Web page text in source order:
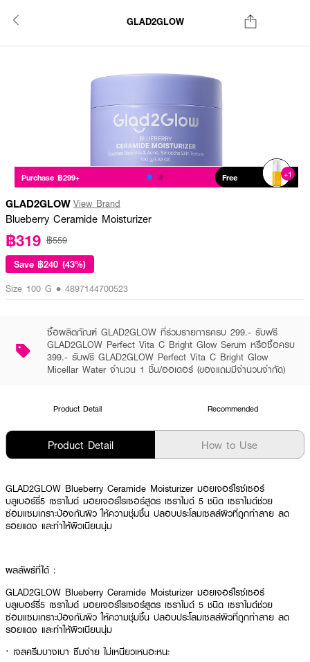
GLAD2GLOW
Purchase ฿299+ Free +1
GLAD2GLOW View Brand
Blueberry Ceramide Moisturizer
฿319 ฿559
Save ฿240 (43%)
Size 100 G • 4897144700523
ซื้อผลิตภัณฑ์ GLAD2GLOW ที่ร่วมรายการครบ 299.- รับฟรี
GLAD2GLOW Perfect Vita C Bright Glow Serum หรือซื้อครบ
399.- รับฟรี GLAD2GLOW Perfect Vita C Bright Glow
Micellar Water จำนวน 1 ชิ้น/ออเดอร์ (ของแถมมีจำนวนจำกัด)
Product Detail Recommended
Product Detail How to Use
GLAD2GLOW Blueberry Ceramide Moisturizer มอยเจอร์ไรซ์เซอร์
บลูเบอร์รี่5 เซราไมด์ มอยเจอร์ไรเซอร์สูตร เซราไมด์ 5 ชนิด เซราไมด์ช่วย
ซ่อมแซมเกราะป้องกันผิว ให้ความชุ่มชื้น ปลอบประโลมเซลล์ผิวที่ถูกทำลาย ลด
รอยแดง และทำให้ผิวเนียนนุ่ม
ผลลัพธ์ที่ได้ :
GLAD2GLOW Blueberry Ceramide Moisturizer มอยเจอร์ไรซ์เซอร์
บลูเบอร์รี่5 เซราไมด์ มอยเจอร์ไรเซอร์สูตร เซราไมด์ 5 ชนิด เซราไมด์ช่วย
ซ่อมแซมเกราะป้องกันผิว ให้ความชุ่มชื้น ปลอบประโลมเซลล์ผิวที่ถูกทำลาย ลด
รอยแดง และทำให้ผิวเนียนนุ่ม
· เจลครีมบางเบา ซึมง่าย ไม่เหนียวเหนอะหนะ